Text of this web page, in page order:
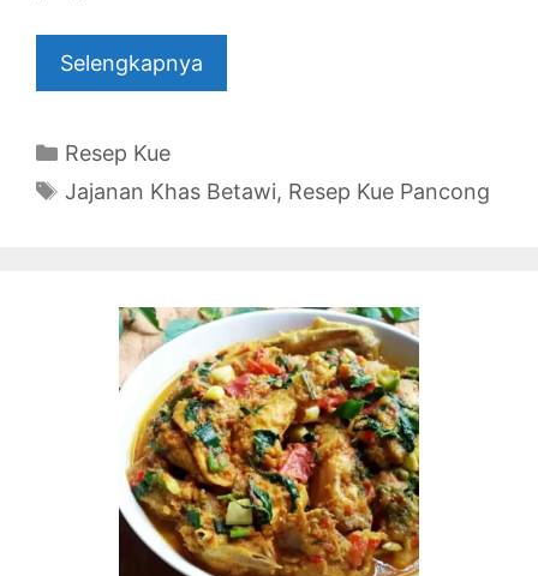
Selengkapnya
Categories
Resep Kue
Tags
Jajanan Khas Betawi, Resep Kue Pancong